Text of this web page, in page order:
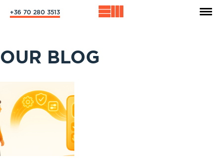
+36 70 280 3513
OUR BLOG